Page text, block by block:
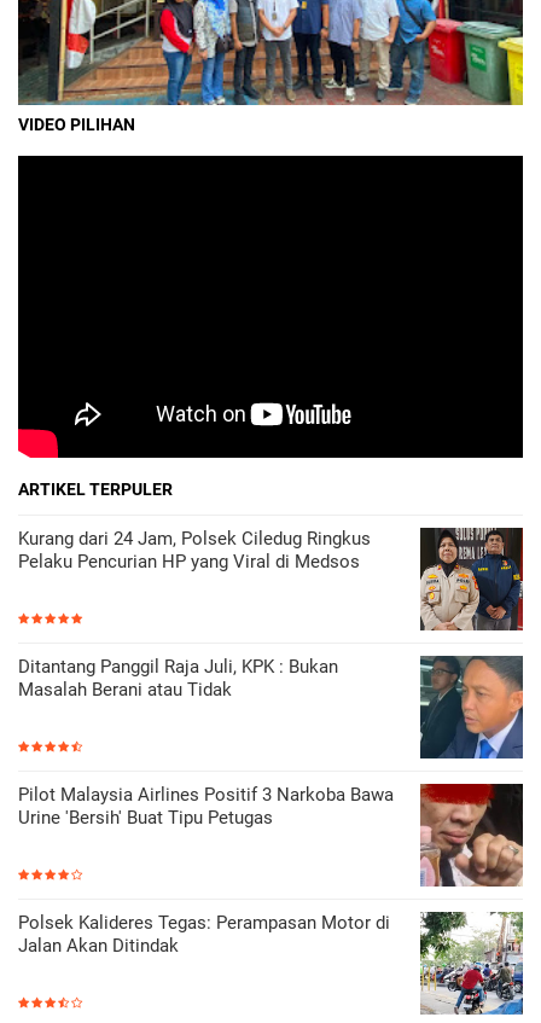
VIDEO PILIHAN
ARTIKEL TERPULER
Kurang dari 24 Jam, Polsek Ciledug Ringkus
Pelaku Pencurian HP yang Viral di Medsos
Ditantang Panggil Raja Juli, KPK : Bukan
Masalah Berani atau Tidak
Pilot Malaysia Airlines Positif 3 Narkoba Bawa
Urine 'Bersih' Buat Tipu Petugas
Polsek Kalideres Tegas: Perampasan Motor di
Jalan Akan Ditindak